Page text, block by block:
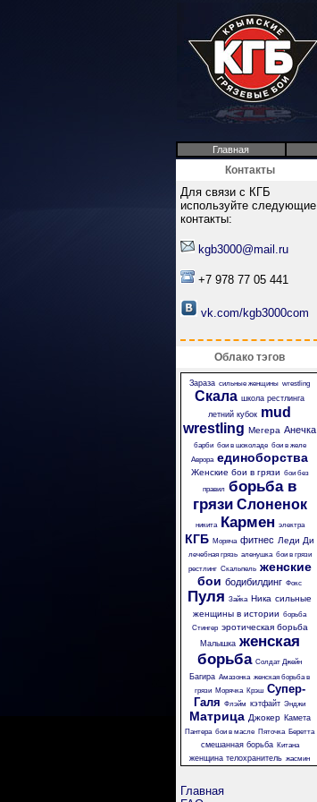
Главная
Контакты
Для связи с КГБ
используйте следующие
контакты:
kgb3000@mail.ru
+7 978 77 05 441
vk.com/kgb3000com
Облако тэгов
Зараза сильные женщины wrestling
Скала школа рестлинга
летний кубок mud
wrestling Мегера Анечка
барби бои в шоколаде бои в желе
Аврора единоборства
Женские бои в грязи бои без
правил борьба в
грязи Слоненок
никита Кармен электра
КГБ Моряча фитнес Леди Ди
лечебная грязь аленушка бои в грязи
рестлинг Скальпель женские
бои бодибилдинг Фокс
Пуля Зайка Ника сильные
женщины в истории борьба
Стингер эротическая борьба
Малышка женская
борьба Солдат Джейн
Багира Амазонка женская борьба в
грязи
Морячка Крэш Супер-
Галя Флэйм кэтфайт Энджи
Матрица Джокер Камета
Пантера бои в масле Пяточка Беретта
смешанная борьба Китана
женщина телохранитель жасмин
Главная